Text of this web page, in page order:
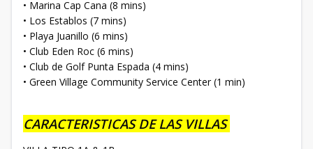
• Marina Cap Cana (8 mins)
• Los Establos (7 mins)
• Playa Juanillo (6 mins)
• Club Eden Roc (6 mins)
• Club de Golf Punta Espada (4 mins)
• Green Village Community Service Center (1 min)
CARACTERISTICAS DE LAS VILLAS